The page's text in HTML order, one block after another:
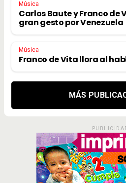
Música
Carlos Baute y Franco de
gran gesto por Venezuela
Música
Franco de Vita llora al
MÁS